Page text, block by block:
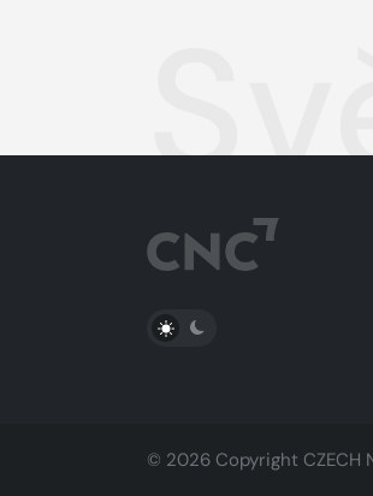
PŘEPNOUT SVĚTLÝ/TMAVÝ REŽIM
© 2026 Copyright CZECH